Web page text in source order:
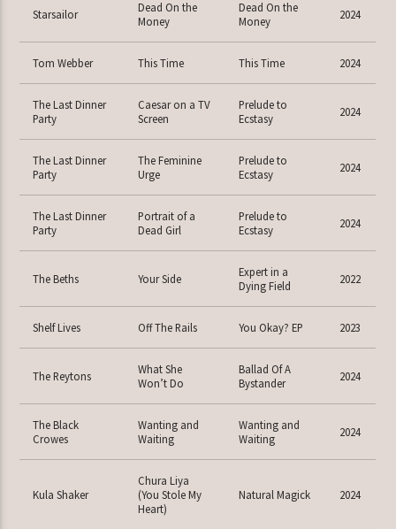
Starsailor
Dead On the
Money
Dead On the
Money
2024
Tom Webber This Time This Time 2024
The Last Dinner
Party
Caesar on a TV
Screen
Prelude to
Ecstasy
2024
The Last Dinner
Party
The Feminine
Urge
Prelude to
Ecstasy
2024
The Last Dinner
Party
Portrait of a
Dead Girl
Prelude to
Ecstasy
2024
The Beths Your Side
Expert in a
Dying Field
2022
Shelf Lives Off The Rails You Okay? EP 2023
The Reytons
What She
Won’t Do
Ballad Of A
Bystander
2024
The Black
Crowes
Wanting and
Waiting
Wanting and
Waiting
2024
Kula Shaker
Chura Liya
(You Stole My
Heart)
Natural Magick 2024